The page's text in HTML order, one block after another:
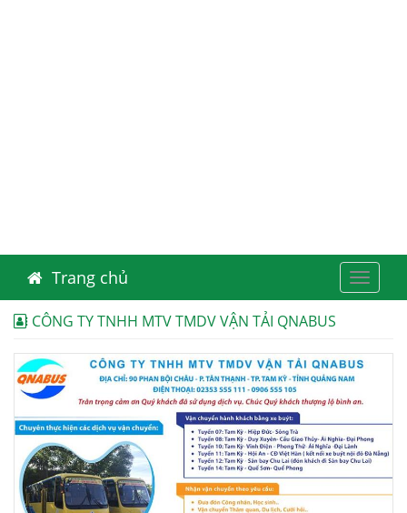
Toggle
Trang chủ
CÔNG TY TNHH MTV TMDV VẬN TẢI QNABUS